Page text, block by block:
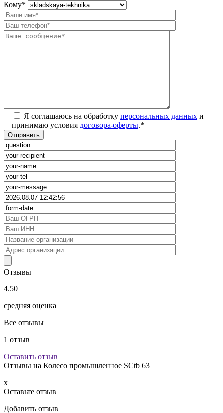
Кому*
Я соглашаюсь на обработку персональных данных и
принимаю условия договора-оферты.*
Отзывы
4.50
средняя оценка
Все отзывы
1 отзыв
Оставить отзыв
Отзывы на Колесо промышленное SCtb 63
x
Оставьте отзыв
Добавить отзыв